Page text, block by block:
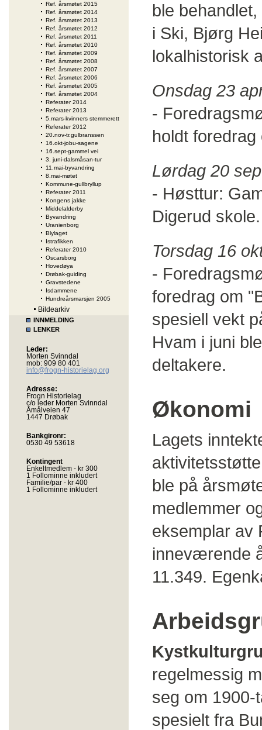
Ref. årsmøtet 2015
Ref. årsmøtet 2014
Ref. årsmøtet 2013
Ref. årsmøtet 2012
Ref. årsmøtet 2011
Ref. årsmøtet 2010
Ref. årsmøtet 2009
Ref. årsmøtet 2008
Ref. årsmøtet 2007
Ref. årsmøtet 2006
Ref. årsmøtet 2005
Ref. årsmøtet 2004
Referater 2014
Referater 2013
5.mars-kvinners stemmerett
Referater 2012
20.nov-tr.gulbranssen
16.okt-jobu-sagene
16.sept-gammel vei
3. juni-dalsmåsan-tur
11.mai-byvandring
8.mai-møtet
Kommune-gullbryllup
Referater 2011
Kongens jakke
Middelalderby
Byvandring
Uranienborg
Blylaget
Istrafikken
Referater 2010
Oscarsborg
Hovedøya
Drøbak-guiding
Gravstedene
Isdammene
Hundreårsmarsjen 2005
Bildearkiv
INNMELDING
LENKER
Leder:
Morten Svinndal
mob: 909 80 401
info@frogn-historielag.org
Adresse:
Frogn Historielag
c/o leder Morten Svinndal
Åmålveien 47
1447 Drøbak
Bankgironr:
0530 49 53618
Kontingent
Enkeltmedlem - kr 300
1 Follominne inkludert
Familie/par - kr 400
1 Follominne inkludert
ble
i Ski, Bjørg
lokalhistorisk
Onsdag 23
-
holdt
Lørdag 20
- Høsttur:
Digerud
Torsdag 16
-
foredrag om
spesiell vekt
Hvam i juni
deltakere.
Økonomi
Lagets
ble på
medlemmer
eksemplar av
inneværende
11.349.
regelmessig
seg om 1900-
spesielt fra